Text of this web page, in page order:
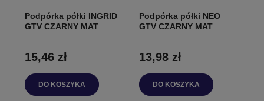
Podpórka półki INGRID
GTV CZARNY MAT
15,46 zł
DO KOSZYKA
Podpórka półki NEO
GTV CZARNY MAT
13,98 zł
DO KOSZYKA